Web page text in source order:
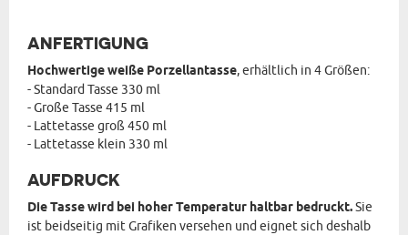
ANFERTIGUNG
Hochwertige weiße Porzellantasse, erhältlich in 4 Größen:
- Standard Tasse 330 ml
- Große Tasse 415 ml
- Lattetasse groß 450 ml
- Lattetasse klein 330 ml
AUFDRUCK
Die Tasse wird bei hoher Temperatur haltbar bedruckt.Sie
ist beidseitig mit Grafiken versehen und eignet sich deshalb